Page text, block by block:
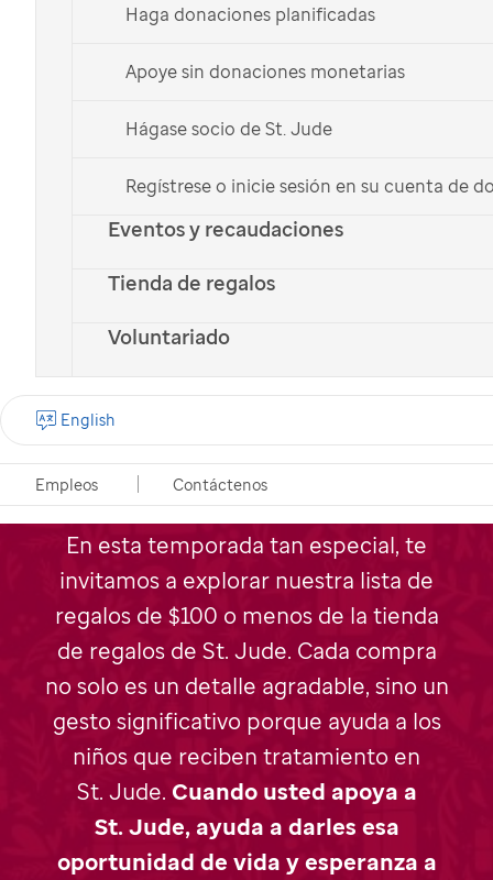
Haga donaciones planificadas
Apoye sin donaciones monetarias
Hágase socio de St. Jude
Regístrese o inicie sesión en su cuenta de
Eventos y recaudaciones
Tienda de regalos
Voluntariado
Empleos Contáctenos
EnglishRegalos de Navidad
solidarios
En esta temporada tan especial, te
invitamos a explorar nuestra lista de
regalos de $100 o menos de la tienda
de regalos de St. Jude. Cada compra
no solo es un detalle agradable, sino un
gesto significativo porque ayuda a los
niños que reciben tratamiento en
St. Jude. Cuando usted apoya a
St. Jude, ayuda a darles esa
oportunidad de vida y esperanza a